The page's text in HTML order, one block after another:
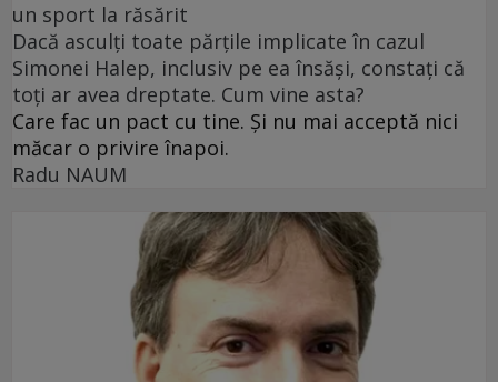
un sport la răsărit
Dacă asculți toate părțile implicate în cazul
Simonei Halep, inclusiv pe ea însăși, constați că
toți ar avea dreptate. Cum vine asta?
Care fac un pact cu tine. Și nu mai acceptă nici
măcar o privire înapoi.
Radu NAUM